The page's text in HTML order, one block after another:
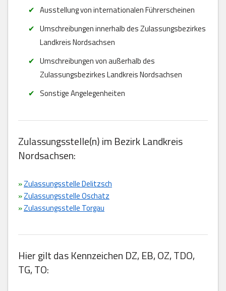
Ausstellung von internationalen Führerscheinen
Umschreibungen innerhalb des Zulassungsbezirkes
Landkreis Nordsachsen
Umschreibungen von außerhalb des
Zulassungsbezirkes Landkreis Nordsachsen
Sonstige Angelegenheiten
Zulassungsstelle(n) im Bezirk Landkreis
Nordsachsen:
»Zulassungsstelle Delitzsch
»Zulassungsstelle Oschatz
»Zulassungsstelle Torgau
Hier gilt das Kennzeichen DZ, EB, OZ, TDO,
TG, TO: